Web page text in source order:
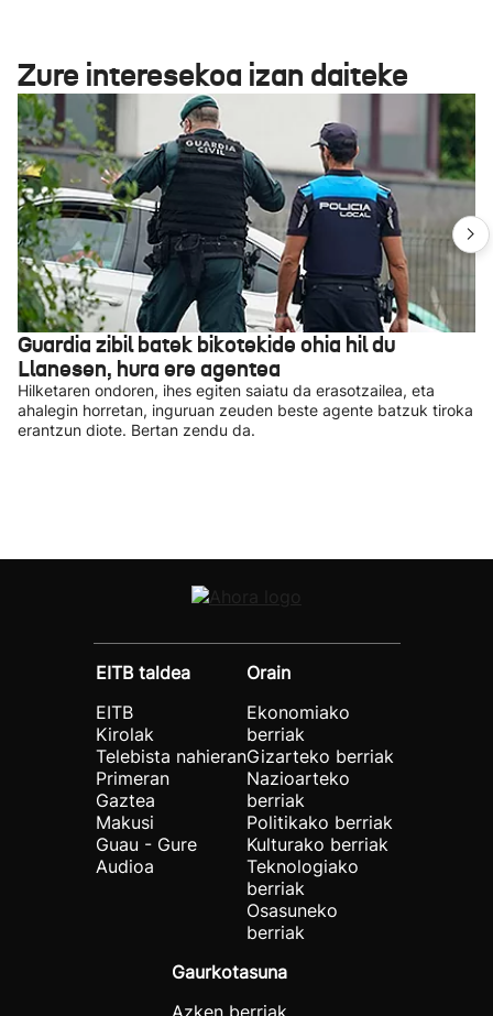
Zure interesekoa izan daiteke
Guardia zibil batek bikotekide ohia hil du
Llanesen, hura ere agentea
Hilketaren ondoren, ihes egiten saiatu da erasotzailea, eta
ahalegin horretan, inguruan zeuden beste agente batzuk tiroka
erantzun diote. Bertan zendu da.
EITB taldea
EITB
Kirolak
Telebista nahieran
Primeran
Gaztea
Makusi
Guau - Gure
Audioa
Orain
Ekonomiako
berriak
Gizarteko berriak
Nazioarteko
berriak
Politikako berriak
Kulturako berriak
Teknologiako
berriak
Osasuneko
berriak
Gaurkotasuna
Azken berriak